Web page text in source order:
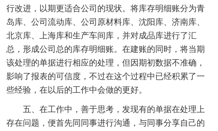
行改进，以期更适合公司的现状。将库存明细账分为青
岛库、公司流动库、公司原材料库、沈阳库、济南库、
北京库、上海库和生产车间库，并对成品库进行了汇
总，形成公司总的库存明细账。在建账的同时，将当期
该处理的单据进行相应的处理，但因期初数据不准确，
影响了报表的可信度，不过在这个过程中已经积累了一
些经验，在以后的工作中会做的更好。
五、在工作中，善于思考，发现有的单据在处理上
存在问题，便首先同同事进行沟通，与同事分享自己的